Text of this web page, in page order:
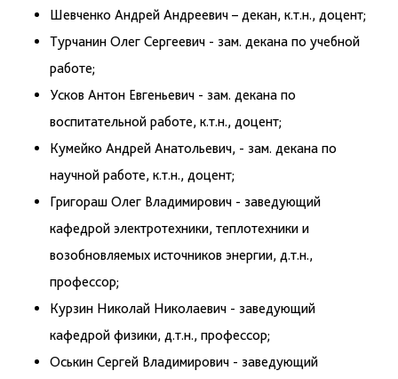
Шевченко Андрей Андреевич – декан, к.т.н., доцент;
Турчанин Олег Сергеевич - зам. декана по учебной
работе;
Усков Антон Евгеньевич - зам. декана по
воспитательной работе, к.т.н., доцент;
Кумейко Андрей Анатольевич, - зам. декана по
научной работе, к.т.н., доцент;
Григораш Олег Владимирович - заведующий
кафедрой электротехники, теплотехники и
возобновляемых источников энергии, д.т.н.,
профессор;
Курзин Николай Николаевич - заведующий
кафедрой физики, д.т.н., профессор;
Оськин Сергей Владимирович - заведующий